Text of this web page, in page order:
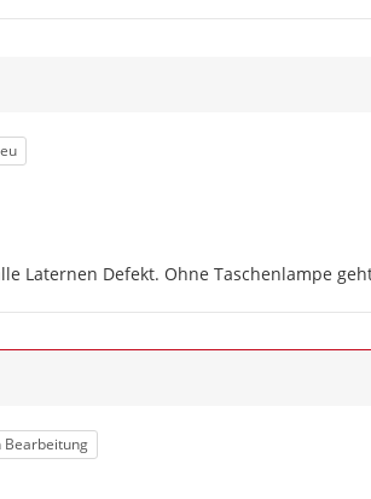
Laternen Defekt. Ohne Taschenlampe
Bearbeitung